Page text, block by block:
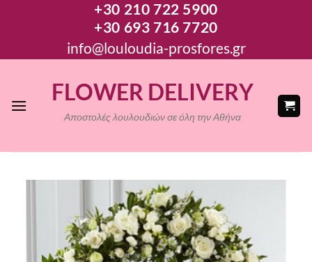
+30 210 722 5900
+30 693 716 7720
info@louloudia-prosfores.gr
FLOWER DELIVERY
Αποστολές λουλουδιών σε όλη την Αθήνα